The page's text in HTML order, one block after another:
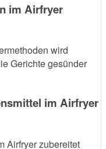
im Airfryer
wird
Gerichte gesünder
im Airfryer
Airfryer zubereitet